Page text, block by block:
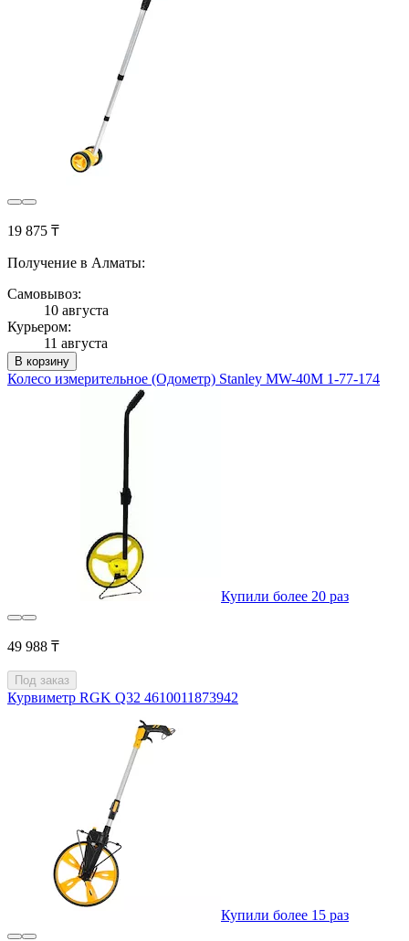
19 875 ₸
Получение в Алматы:
Самовывоз:
10 августа
Курьером:
11 августа
В корзину
Колесо измерительное (Одометр) Stanley MW-40M 1-77-174
Купили более 20 раз
49 988 ₸
Под заказ
Курвиметр RGK Q32 4610011873942
Купили более 15 раз